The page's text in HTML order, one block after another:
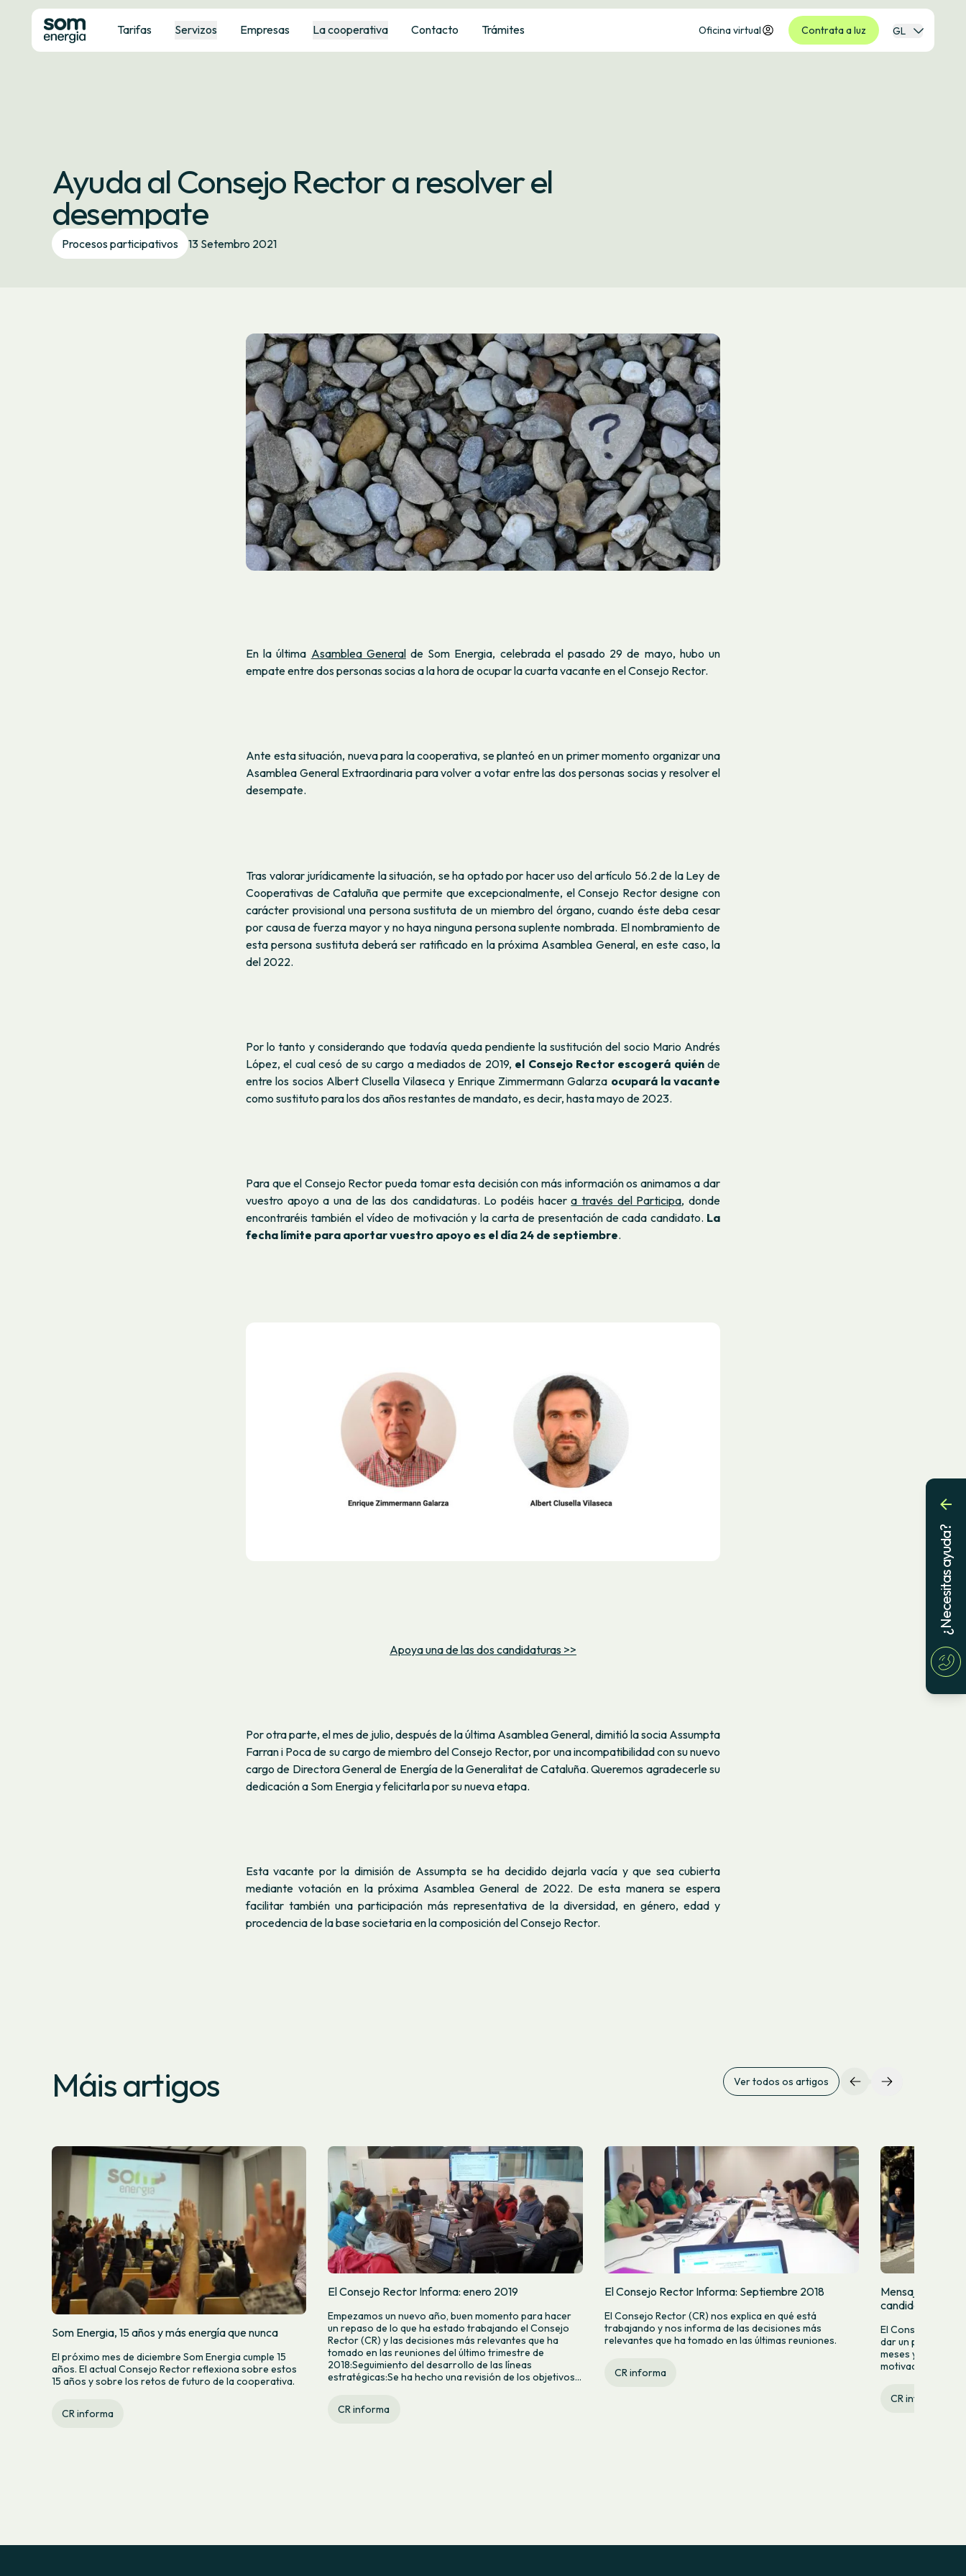
Tarifas Servizos Empresas La cooperativa Contacto Trámites Oficina virtual Contrata a luz GL
Ayuda al Consejo Rector a resolver el
desempate
Procesos participativos 13 Setembro 2021
En la última Asamblea Generalde Som Energia, celebrada el pasado 29 de mayo, hubo un
empate entre dos personas socias a la hora de ocupar la cuarta vacante en el Consejo Rector.
Ante esta situación, nueva para la cooperativa, se planteó en un primer momento organizar una
Asamblea General Extraordinaria para volver a votar entre las dos personas socias y resolver el
desempate.
Tras valorar jurídicamente la situación, se ha optado por hacer uso del artículo 56.2 de la Ley de
Cooperativas de Cataluña que permite que excepcionalmente, el Consejo Rector designe con
carácter provisional una persona sustituta de un miembro del órgano, cuando éste deba cesar
por causa de fuerza mayor y no haya ninguna persona suplente nombrada. El nombramiento de
esta persona sustituta deberá ser ratificado en la próxima Asamblea General, en este caso, la
del 2022.
Por lo tanto y considerando que todavía queda pendiente la sustitución del socio Mario Andrés
López, el cual cesó de su cargo a mediados de 2019, el Consejo Rector escogerá quiénde
entre los socios Albert Clusella Vilaseca y Enrique Zimmermann Galarza ocupará la vacante
como sustituto para los dos años restantes de mandato, es decir, hasta mayo de 2023.
Para que el Consejo Rector pueda tomar esta decisión con más información os animamos a dar
vuestro apoyo a una de las dos candidaturas. Lo podéis hacera través del Participa, donde
encontraréis también el vídeo de motivación y la carta de presentación de cada candidato. La
fecha límite para aportar vuestro apoyo es el día 24 de septiembre.
Apoya una de las dos candidaturas >>
Por otra parte, el mes de julio, después de la última Asamblea General, dimitió la socia Assumpta
Farran i Poca de su cargo de miembro del Consejo Rector, por una incompatibilidad con su nuevo
cargo de Directora General de Energía de la Generalitat de Cataluña. Queremos agradecerle su
dedicación a Som Energia y felicitarla por su nueva etapa.
Esta vacante por la dimisión de Assumpta se ha decidido dejarla vacía y que sea cubierta
mediante votación en la próxima Asamblea General de 2022. De esta manera se espera
facilitar también una participación más representativa de la diversidad, en género, edad y
procedencia de la base societaria en la composición del Consejo Rector.
Máis artigos Ver todos os artigos
Som Energia, 15 años y más energía que nunca
El próximo mes de diciembre Som Energia cumple 15
años. El actual Consejo Rector reflexiona sobre estos
15 años y sobre los retos de futuro de la cooperativa.
CR informa
El Consejo Rector Informa: enero 2019
Empezamos un nuevo año, buen momento para hacer
un repaso de lo que ha estado trabajando el Consejo
Rector (CR) y las decisiones más relevantes que ha
tomado en las reuniones del último trimestre de
2018:Seguimiento del desarrollo de las líneas
estratégicas:Se ha hecho una revisión de los objetivos...
CR informa
El Consejo Rector Informa: Septiembre 2018
El Consejo Rector (CR) nos explica en qué está
trabajando y nos informa de las decisiones más
relevantes que ha tomado en las últimas reuniones.
CR informa
Mensaje del
candidaturas
El Consejo Rector
dar un paso más
meses y años
motivación, de
CR informa
¿Necesitas ayuda?